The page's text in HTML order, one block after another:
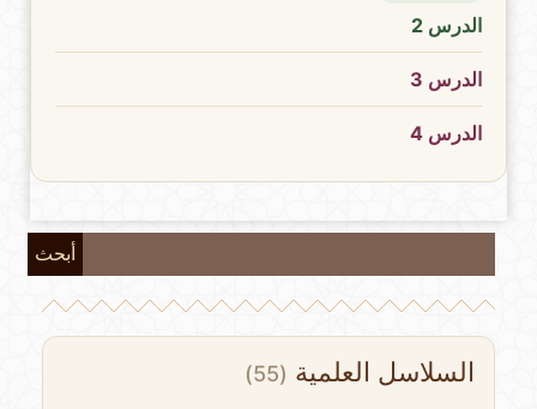
الدرس 2
الدرس 3
الدرس 4
أبحث
السلاسل العلمية(55)